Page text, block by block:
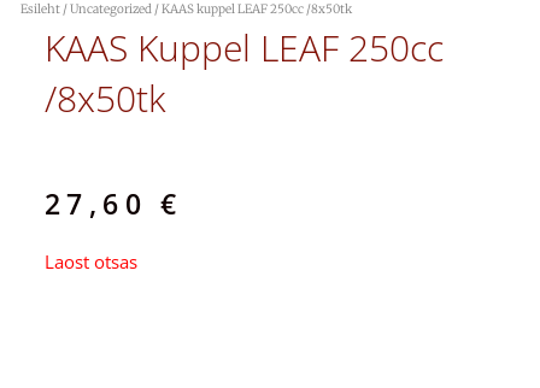
Esileht /Uncategorized / KAAS kuppel LEAF 250cc /8x50tk
KAAS Kuppel LEAF 250cc
/8x50tk
27,60€
Laost otsas